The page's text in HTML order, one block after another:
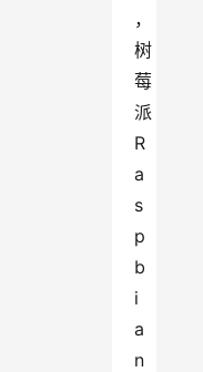
，
树
莓
派
R
a
s
p
b
i
a
n